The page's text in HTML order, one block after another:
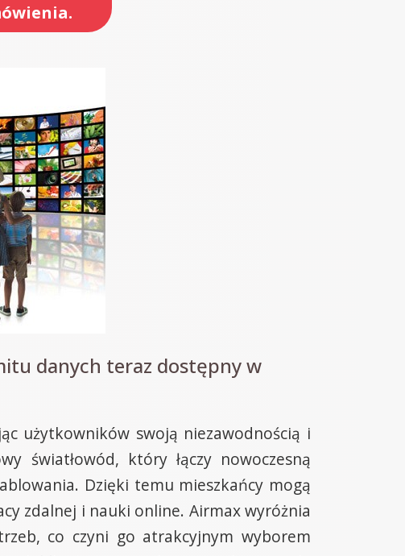
danych teraz dostępny w
użytkowników swoją niezawodnością i
światłowód, który łączy nowoczesną
Dzięki temu mieszkańcy mogą
zdalnej i nauki online. Airmax wyróżnia
co czyni go atrakcyjnym wyborem